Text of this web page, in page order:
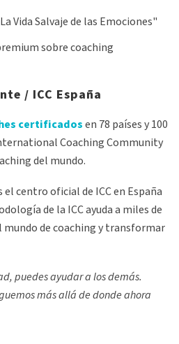
Vida Salvaje de las Emociones"
sobre coaching
/ ICC España
certificadosen 78 países y 100
Coaching Community
del mundo.
centro oficial de ICC en España
de la ICC ayuda a miles de
mundo de coaching y transformar
puedes ayudar a los demás.
más allá de donde ahora